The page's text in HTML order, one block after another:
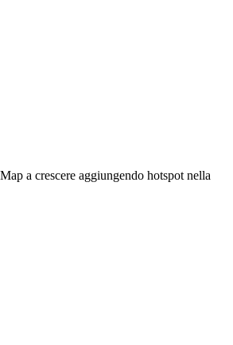
a crescere aggiungendo hotspot nella